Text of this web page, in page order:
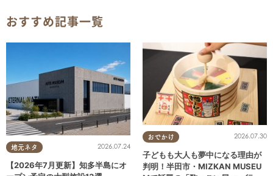
おすすめ記事一覧
地元ネタ 2026.07.24
【2026年7月更新】知多半島にオ
おでかけ 2026.07.30
子どもも大人も夢中になる理由が
判明！半田市・MIZKAN MUSEU